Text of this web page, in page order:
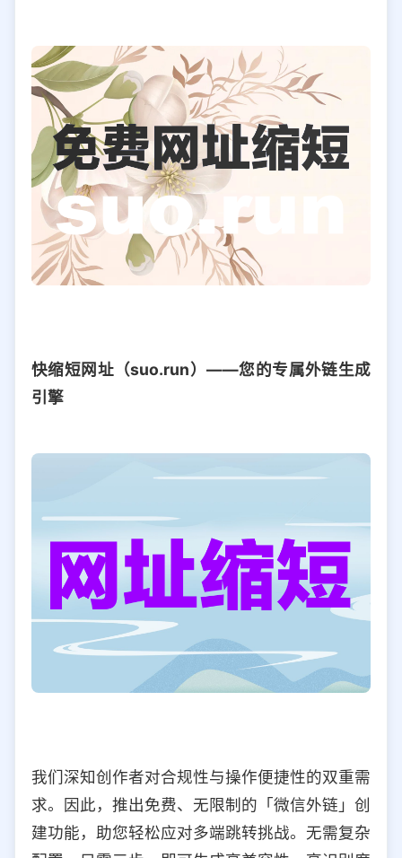
快缩短网址（suo.run）——您的专属外链生成
引擎
我们深知创作者对合规性与操作便捷性的双重需
求。因此，推出免费、无限制的「微信外链」创
建功能，助您轻松应对多端跳转挑战。无需复杂